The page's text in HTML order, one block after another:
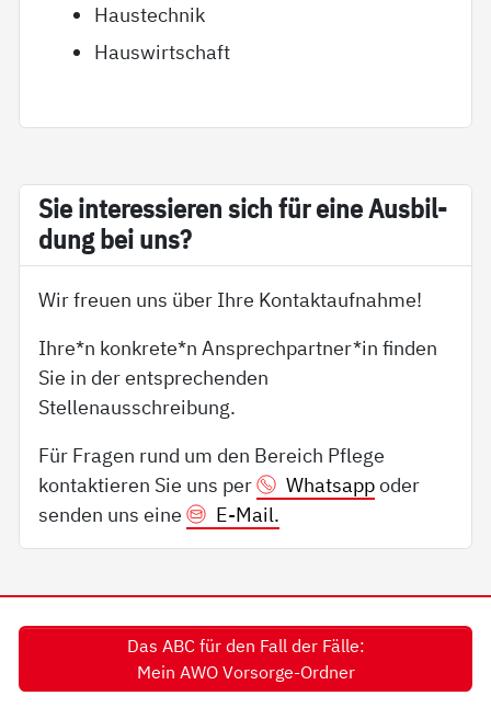
Haustechnik
Hauswirtschaft
Sie in­ter­es­sie­ren sich für ei­ne Aus­bil­
dung bei uns?
Wir freuen uns über Ihre Kontaktaufnahme!
Ihre*n konkrete*n Ansprechpartner*in finden
Sie in der entsprechenden
Stellenausschreibung.
Für Fragen rund um den Bereich Pflege
kontaktieren Sie uns per
Whatsappoder
senden uns eine
E-Mail.
Das ABC für den Fall der Fälle:
Mein AWO Vorsorge-Ordner